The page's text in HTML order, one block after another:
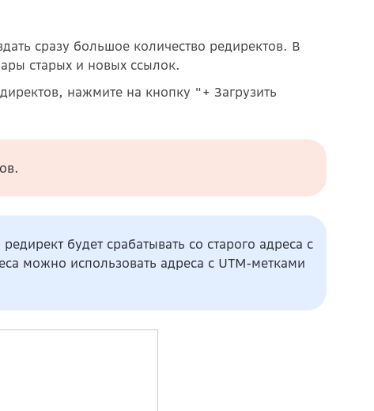
сразу большое количество редиректов. В
старых и новых ссылок.
нажмите на кнопку "+ Загрузить
будет срабатывать со старого адреса с
можно использовать адреса с UTM-метками